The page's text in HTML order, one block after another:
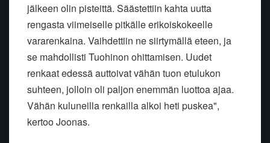
jälkeen olin pisteittä. Säästettiin kahta uutta
rengasta viimeiselle pitkälle erikoiskokeelle
vararenkaina. Vaihdettiin ne siirtymällä eteen, ja
se mahdollisti Tuohinon ohittamisen. Uudet
renkaat edessä auttoivat vähän tuon etulukon
suhteen, jolloin oli paljon enemmän luottoa ajaa.
Vähän kuluneilla renkailla alkoi heti puskea",
kertoo Joonas.